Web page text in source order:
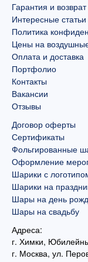
Гарантия и возврат
Интересные статьи
Политика
Цены на
Оплата и доставка
Портфолио
Контакты
Вакансии
Отзывы
Договор оферты
Сертификаты
Фольгированные
Оформление
Шарики с
Шарики на
Шары на день
Шары на свадьбу
Адреса:
г. Химки,
г. Москва, ул.